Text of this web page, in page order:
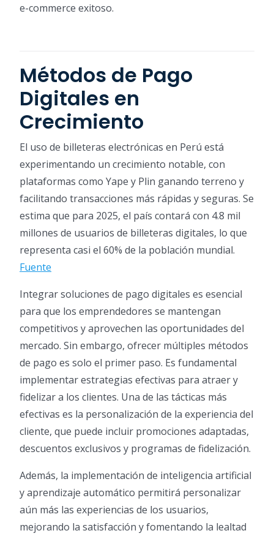
e-commerce exitoso.
Métodos de Pago
Digitales en
Crecimiento
El uso de billeteras electrónicas en Perú está
experimentando un crecimiento notable, con
plataformas como Yape y Plin ganando terreno y
facilitando transacciones más rápidas y seguras. Se
estima que para 2025, el país contará con 4.8 mil
millones de usuarios de billeteras digitales, lo que
representa casi el 60% de la población mundial.
Fuente
Integrar soluciones de pago digitales es esencial
para que los emprendedores se mantengan
competitivos y aprovechen las oportunidades del
mercado. Sin embargo, ofrecer múltiples métodos
de pago es solo el primer paso. Es fundamental
implementar estrategias efectivas para atraer y
fidelizar a los clientes. Una de las tácticas más
efectivas es la personalización de la experiencia del
cliente, que puede incluir promociones adaptadas,
descuentos exclusivos y programas de fidelización.
Además, la implementación de inteligencia artificial
y aprendizaje automático permitirá personalizar
aún más las experiencias de los usuarios,
mejorando la satisfacción y fomentando la lealtad